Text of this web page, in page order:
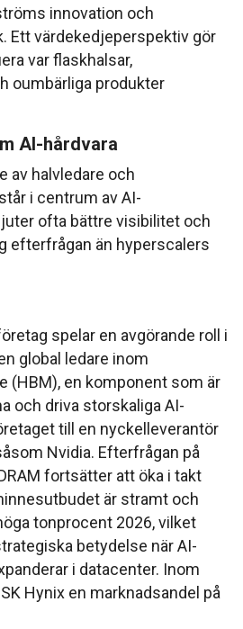
innovation och
Ett värdekedjeperspektiv gör
var flaskhalsar,
oumbärliga produkter
AI-hårdvara
av halvledare och
i centrum av AI-
ofta bättre visibilitet och
efterfrågan än hyperscalers
spelar en avgörande roll i
global ledare inom
(HBM), en komponent som är
och driva storskaliga AI-
till en nyckelleverantör
Nvidia. Efterfrågan på
fortsätter att öka i takt
är stramt och
tonprocent 2026, vilket
betydelse när AI-
i datacenter. Inom
Hynix en marknadsandel på